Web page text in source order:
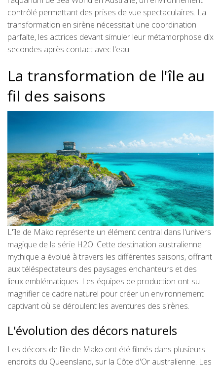
contrôlé permettant des prises de vue spectaculaires. La
transformation en sirène nécessitait une coordination
parfaite, les actrices devant simuler leur métamorphose dix
secondes après contact avec l'eau.
La transformation de l'île au
fil des saisons
L'île de Mako représente un élément central dans l'univers
magique de la série H2O. Cette destination australienne
mythique a évolué à travers les différentes saisons, offrant
aux téléspectateurs des paysages enchanteurs et des
lieux emblématiques. Les équipes de production ont su
magnifier ce cadre naturel pour créer un environnement
captivant où se déroulent les aventures des sirènes.
L'évolution des décors naturels
Les décors de l'île de Mako ont été filmés dans plusieurs
endroits du Queensland, sur la Côte d'Or australienne. Les